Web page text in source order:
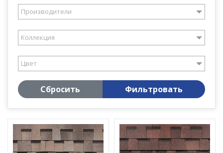
Производители
Коллекция
Цвет
Сбросить Фильтровать